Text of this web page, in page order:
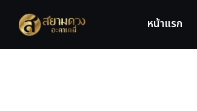
content
หน้าแรก